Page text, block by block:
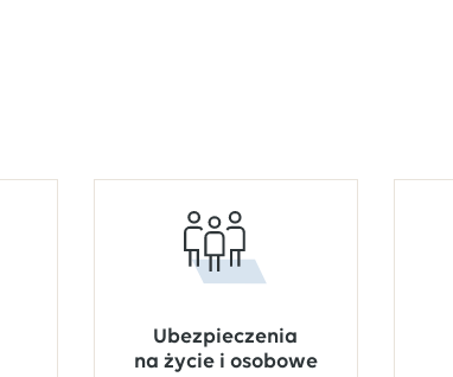
Ubezpieczenia
na życie i osobowe